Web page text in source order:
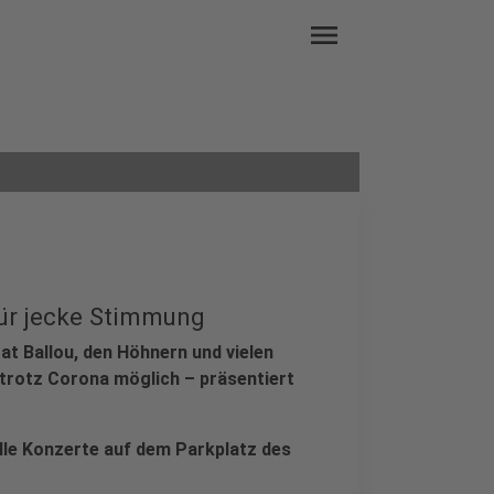
menu
jecke Stimmung
Ballou, den Höhnern und vielen
trotz Corona möglich – präsentiert
Konzerte auf dem Parkplatz des